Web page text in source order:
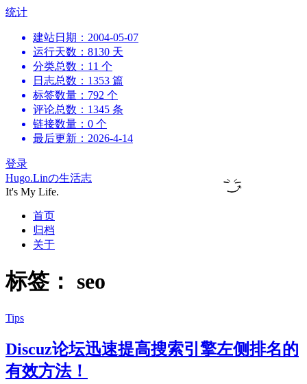
跳
统计
建站日期：2004-05-07
运行天数：8130 天
分类总数：11 个
日志总数：1353 篇
标签数量：792 个
评论总数：1345 条
链接数量：0 个
最后更新：2026-4-14
登录
Hugo.Linの生活志
It's My Life.
首页
归档
关于
标签： seo
Tips
Discuz论坛迅速提高搜索引擎左侧排名的
有效方法！